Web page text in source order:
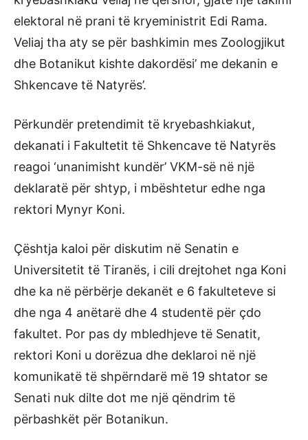
elektoral në prani të kryeministrit Edi Rama.
Veliaj tha aty se për bashkimin mes Zoologjikut
dhe Botanikut kishte dakordësi’ me dekanin e
Shkencave të Natyrës’.
Përkundër pretendimit të kryebashkiakut,
dekanati i Fakultetit të Shkencave të Natyrës
reagoi ‘unanimisht kundër’ VKM-së në një
deklaratë për shtyp, i mbështetur edhe nga
rektori Mynyr Koni.
Çështja kaloi për diskutim në Senatin e
Universitetit të Tiranës, i cili drejtohet nga Koni
dhe ka në përbërje dekanët e 6 fakulteteve si
dhe nga 4 anëtarë dhe 4 studentë për çdo
fakultet. Por pas dy mbledhjeve të Senatit,
rektori Koni u dorëzua dhe deklaroi në një
komunikatë të shpërndarë më 19 shtator se
Senati nuk dilte dot me një qëndrim të
përbashkët për Botanikun.